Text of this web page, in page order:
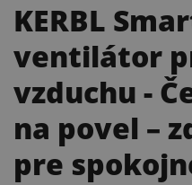
KERBL
ventilátor
vzduchu -
na povel –
pre